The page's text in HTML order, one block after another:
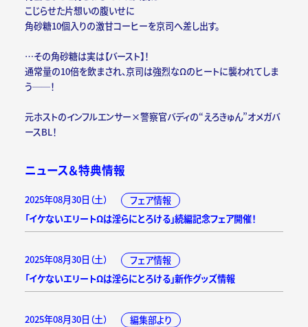
こじらせた片想いの腹いせに
角砂糖10個入りの激甘コーヒーを京司へ差し出す。
…その角砂糖は実は【バースト】！
通常量の10倍を飲まされ、京司は強烈なΩのヒートに襲われてしま
う──！
元ホストのインフルエンサー×警察官バディの“えろきゅん”オメガバ
ースBL！
ニュース＆特典情報
2025年08月30日（土）
フェア情報
「イケないエリートΩは淫らにとろける」続編記念フェア開催！
2025年08月30日（土）
フェア情報
「イケないエリートΩは淫らにとろける」新作グッズ情報
2025年08月30日（土）
編集部より